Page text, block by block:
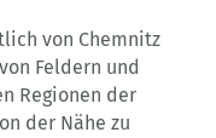
von Chemnitz
Feldern und
Regionen der
der Nähe zu